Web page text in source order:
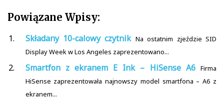
Powiązane Wpisy:
Składany 10-calowy czytnik Na ostatnim zjeździe SID
Display Week w Los Angeles zaprezentowano...
Smartfon z ekranem E Ink – HiSense A6 Firma
HiSense zaprezentowała najnowszy model smartfona – A6 z
ekranem...